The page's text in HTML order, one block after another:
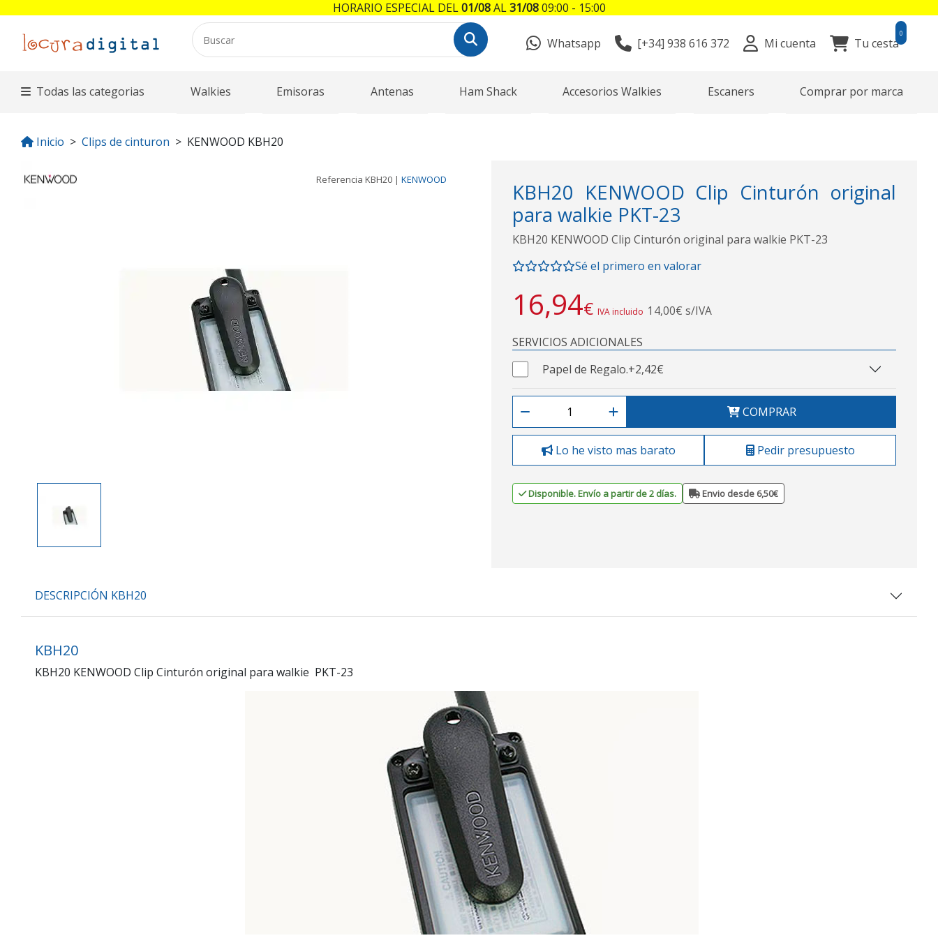
Whatsapp [+34] 938 616 372 Mi cuenta Tu cesta
0
Todas las categorias Walkies Emisoras Antenas Ham Shack Accesorios Walkies Escaners Comprar por marca
Inicio Clips de cinturon KENWOOD KBH20
Referencia KBH20 | KENWOOD
KBH20 KENWOOD Clip Cinturón original
para walkie PKT-23
KBH20 KENWOOD Clip Cinturón original para walkie PKT-23
Sé el primero en valorar
16,94€ IVA incluido 14,00€ s/IVA
SERVICIOS ADICIONALES
Papel de Regalo.+2,42€
COMPRAR
Lo he visto mas barato Pedir presupuesto
Disponible. Envío a partir de 2 días. Envio desde 6,50€
DESCRIPCIÓN KBH20
KBH20
KBH20 KENWOOD Clip Cinturón original para walkie PKT-23
HORARIO ESPECIAL DEL01/08AL31/0809:00 - 15:00